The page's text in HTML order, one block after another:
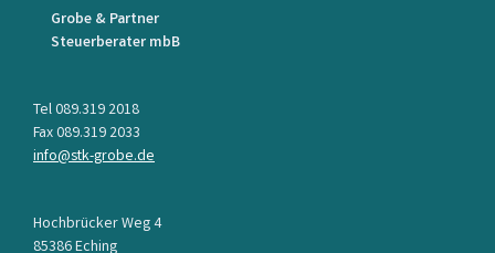
Grobe & Partner
Steuerberater mbB
Tel 089.319 2018
Fax 089.319 2033
info@stk-grobe.de
Hochbrücker Weg 4
85386 Eching